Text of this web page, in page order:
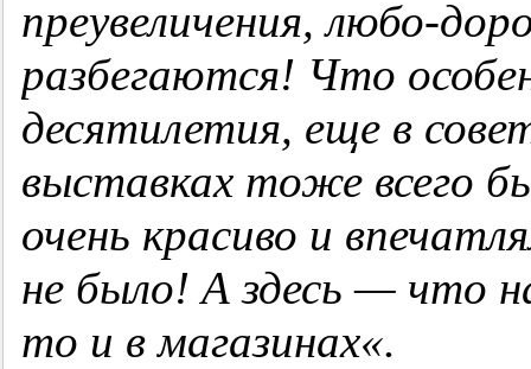
преувеличения, любо-
разбегаются! Что
десятилетия, еще в
выставках тоже всего
очень красиво и
не было! А здесь — что
то и в магазинах«.